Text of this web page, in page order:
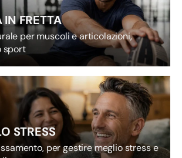
IN FRETTA
per muscoli e articolazioni,
sport
STRESS
per gestire meglio stress e